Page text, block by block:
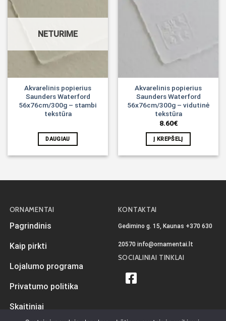
NETURIME
Akvarelinis popierius
Saunders Waterford
56x76cm/300g – stambi
tekstūra
DAUGIAU
Akvarelinis popierius
Saunders Waterford
56x76cm/300g – vidutinė
tekstūra
8.60€
Į KREPŠELĮ
ORNAMENTAI
Pagrindinis
Kaip pirkti
Lojalumo programa
Privatumo politika
Skaitiniai
KONTAKTAI
Gedimino g. 15, Kaunas +370 630
20570 info@ornamentai.lt
SOCIALINIAI TINKLAI